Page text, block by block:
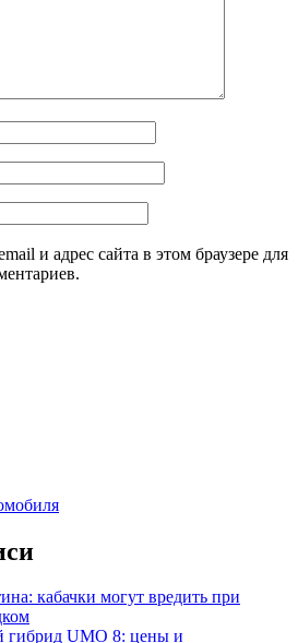
и адрес сайта в этом браузере для
кабачки могут вредить при
гибрид UMO 8: цены и